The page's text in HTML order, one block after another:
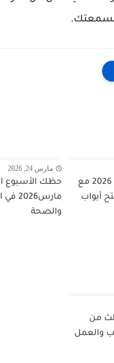
بسمعتك.
مفاجآت أغسطس 2026 مع
أبواب
مارس 24, 2026
حظك الأسبوع
والصحة
من
الحب والعمل